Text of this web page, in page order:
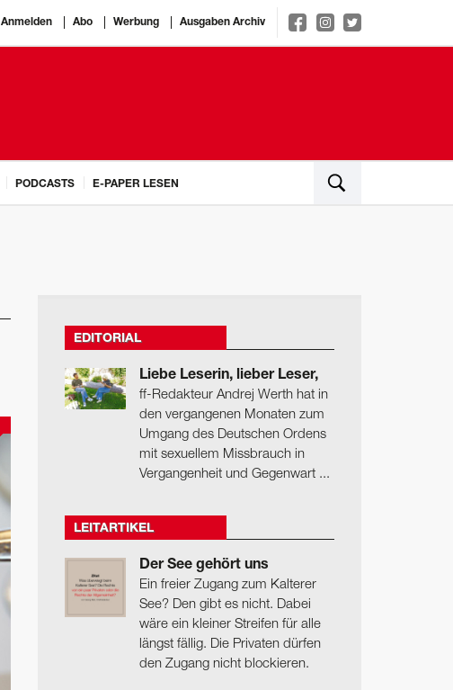
Anmelden Abo Werbung Ausgaben Archiv
PODCASTS E-PAPER LESEN
EDITORIAL
Liebe Leserin, lieber Leser,
ff-Redakteur Andrej Werth hat in
den vergangenen Monaten zum
Umgang des Deutschen Ordens
mit sexuellem Missbrauch in
Vergangenheit und Gegenwart ...
LEITARTIKEL
Der See gehört uns
Ein freier Zugang zum Kalterer
See? Den gibt es nicht. Dabei
wäre ein kleiner Streifen für alle
längst fällig. Die Privaten dürfen
den Zugang nicht blockieren.